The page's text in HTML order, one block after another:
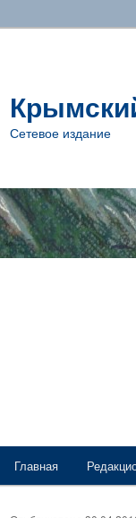
Сетевое издание
Перейти к
Главная